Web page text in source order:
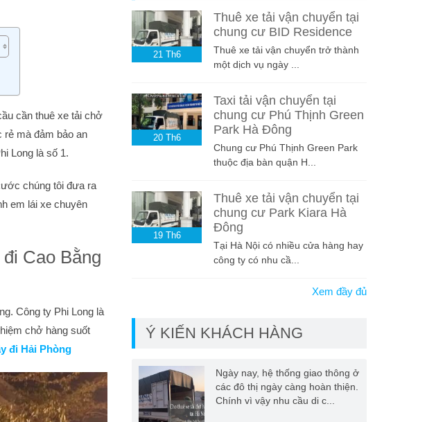
cần thuê xe tải chở
rẻ mà đảm bảo an
Long là số 1.
chúng tôi đưa ra
em lái xe chuyên
Cao Bằng
Công ty Phi Long là
chở hàng suốt
đi Hải Phòng
21 Th6
Thuê xe tải vận chuyển tại
chung cư BID Residence
Thuê xe tải vận chuyển trở thành
một dịch vụ ngày ...
20 Th6
Taxi tải vận chuyển tại
chung cư Phú Thịnh Green
Park Hà Đông
Chung cư Phú Thịnh Green Park
thuộc địa bàn quận H...
19 Th6
Thuê xe tải vận chuyển tại
chung cư Park Kiara Hà
Đông
Tại Hà Nội có nhiều cửa hàng hay
công ty có nhu cầ...
Xem đầy đủ
Ý KIẾN KHÁCH HÀNG
Ngày nay, hệ thống giao thông ở
các đô thị ngày càng hoàn thiện.
Chính vì vậy nhu cầu di c...